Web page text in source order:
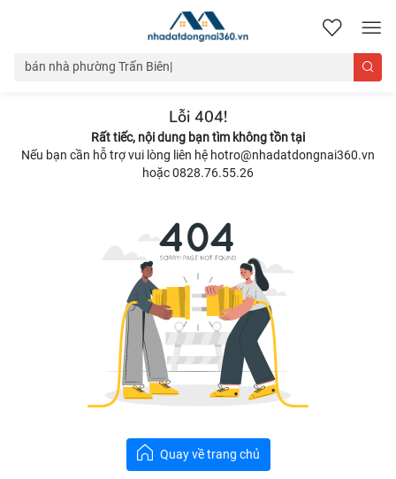
nhadatdongnai360.vn
Lỗi 404!
Rất tiếc, nội dung bạn tìm không tồn tại
Nếu bạn cần hỗ trợ vui lòng liên hệ hotro@nhadatdongnai360.vn
hoặc 0828.76.55.26
Quay về trang chủ